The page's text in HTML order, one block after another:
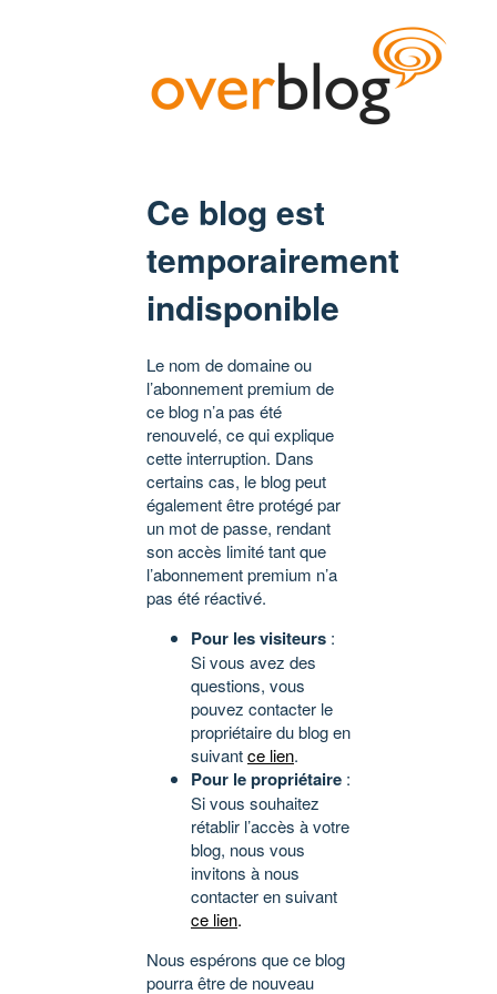
Ce blog est
temporairement
indisponible
Le nom de domaine ou
l’abonnement premium de
ce blog n’a pas été
renouvelé, ce qui explique
cette interruption. Dans
certains cas, le blog peut
également être protégé par
un mot de passe, rendant
son accès limité tant que
l’abonnement premium n’a
pas été réactivé.
Pour les visiteurs :
Si vous avez des
questions, vous
pouvez contacter le
propriétaire du blog en
suivantce lien.
Pour le propriétaire :
Si vous souhaitez
rétablir l’accès à votre
blog, nous vous
invitons à nous
contacter en suivant
ce lien.
Nous espérons que ce blog
pourra être de nouveau